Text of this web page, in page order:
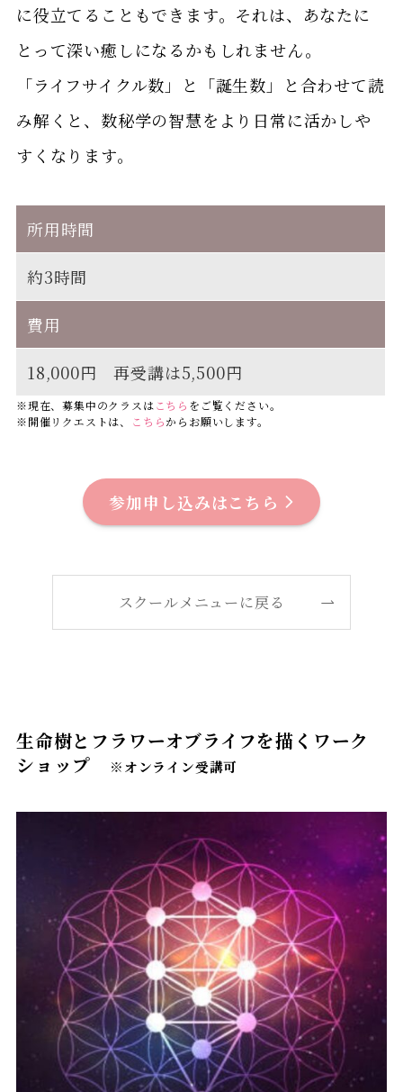
に役立てることもできます。それは、あなたに
とって深い癒しになるかもしれません。
「ライフサイクル数」と「誕生数」と合わせて読
み解くと、数秘学の智慧をより日常に活かしや
すくなります。
所用時間
約3時間
費用
18,000円 再受講は5,500円
※現在、募集中のクラスはこちら をご覧ください。
※開催リクエストは、
こちらからお願いします。
参加申し込みはこちら
スクールメニューに戻る
生命樹とフラワーオブライフを描くワーク
ショップ
※オンライン受講可